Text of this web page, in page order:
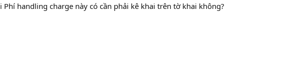
Phí handling charge này có cần phải kê khai trên tờ khai không?